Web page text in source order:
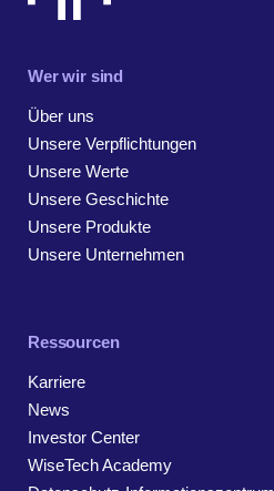
Wer wir sind
Über uns
Unsere Verpflichtungen
Unsere Werte
Unsere Geschichte
Unsere Produkte
Unsere Unternehmen
Ressourcen
Karriere
News
Investor Center
WiseTech Academy